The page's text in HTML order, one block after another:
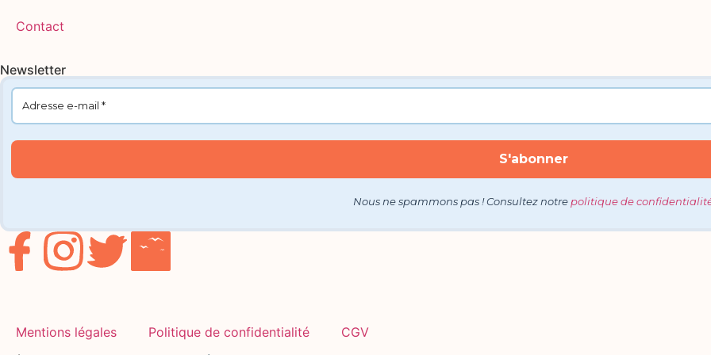
Contact
Newsletter
Nous ne spammons pas ! Consultez notre politique de
Mentions légales Politique de confidentialité
CGV